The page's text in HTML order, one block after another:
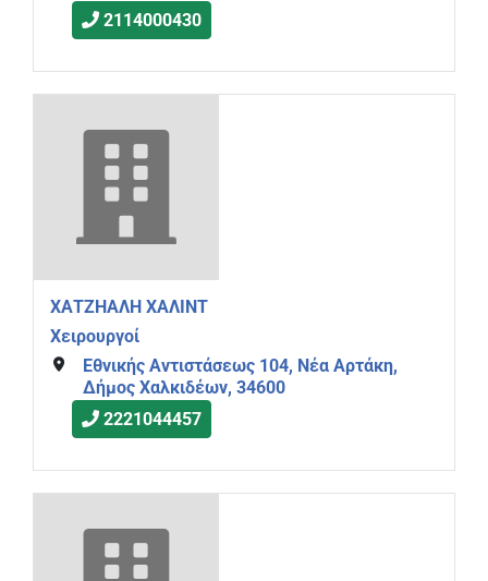
2114000430
ΧΑΤΖΗΑΛΗ ΧΑΛΙΝΤ
Χειρουργοί
Εθνικής Αντιστάσεως 104, Νέα Αρτάκη,
Δήμος Χαλκιδέων, 34600
2221044457